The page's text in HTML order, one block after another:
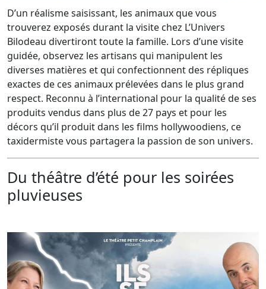
D’un réalisme saisissant, les animaux que vous
trouverez exposés durant la visite chez L’Univers
Bilodeau divertiront toute la famille. Lors d’une visite
guidée, observez les artisans qui manipulent les
diverses matières et qui confectionnent des répliques
exactes de ces animaux prélevées dans le plus grand
respect. Reconnu à l’international pour la qualité de ses
produits vendus dans plus de 27 pays et pour les
décors qu’il produit dans les films hollywoodiens, ce
taxidermiste vous partagera la passion de son univers.
Du théâtre d’été pour les soirées
pluvieuses